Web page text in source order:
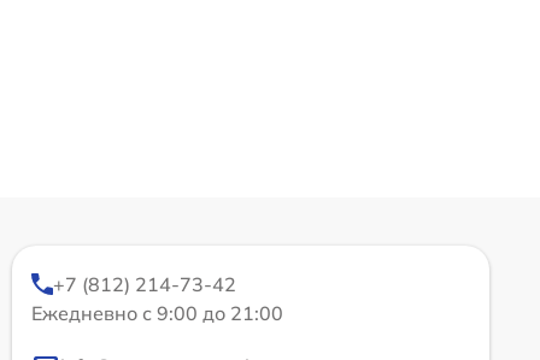
+7 (812) 214-73-42
Ежедневно с 9:00 до 21:00